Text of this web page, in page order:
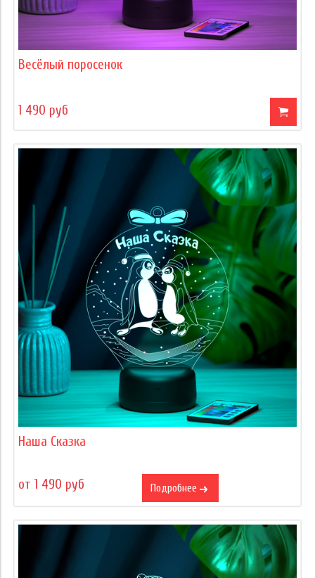
Весёлый поросенок
1 490 руб
Наша Сказка
от 1 490 руб Подробнее